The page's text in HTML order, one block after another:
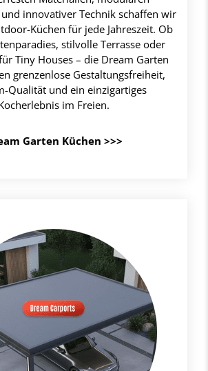
innovativer Technik schaffen wir
Küchen für jede Jahreszeit. Ob
stilvolle Terrasse oder
Tiny Houses – die Dream Garten
grenzenlose Gestaltungsfreiheit,
Qualität und ein einzigartiges
im Freien.
Garten Küchen >>>